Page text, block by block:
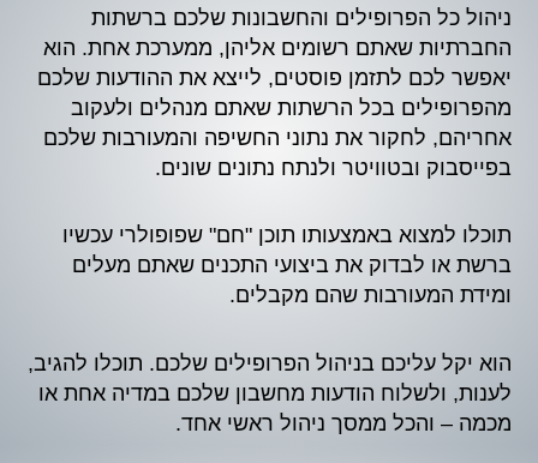
ניהול כל הפרופילים והחשבונות שלכם ברשתות
החברתיות שאתם רשומים אליהן, ממערכת אחת. הוא
יאפשר לכם לתזמן פוסטים, לייצא את ההודעות שלכם
מהפרופילים בכל הרשתות שאתם מנהלים ולעקוב
אחריהם, לחקור את נתוני החשיפה והמעורבות שלכם
בפייסבוק ובטוויטר ולנתח נתונים שונים.
תוכלו למצוא באמצעותו תוכן "חם" שפופולרי עכשיו
ברשת או לבדוק את ביצועי התכנים שאתם מעלים
ומידת המעורבות שהם מקבלים.
הוא יקל עליכם בניהול הפרופילים שלכם. תוכלו להגיב,
לענות, ולשלוח הודעות מחשבון שלכם במדיה אחת או
מכמה – והכל ממסך ניהול ראשי אחד.